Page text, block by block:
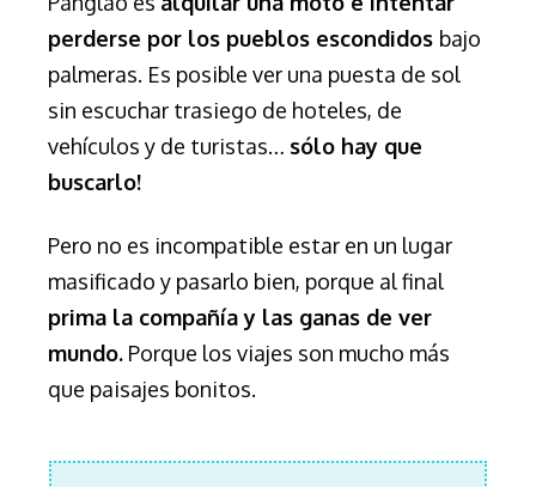
perderse por los pueblos escondidos bajo
palmeras. Es posible ver una puesta de sol
sin escuchar trasiego de hoteles, de
vehículos y de turistas… sólo hay que
buscarlo!
Pero no es incompatible estar en un lugar
masificado y pasarlo bien, porque al final
prima la compañía y las ganas de ver
mundo. Porque los viajes son mucho más
que paisajes bonitos.